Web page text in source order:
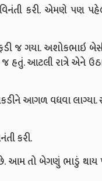
વિનંતી કરી. એમણે પણ
જ ગયા.અશોકભાઇ
હતું. આટલી રાત્રે એને
આગળ વધવા લાગ્યા.
કરી.
આમ તો બેગણું ભાડું થાય